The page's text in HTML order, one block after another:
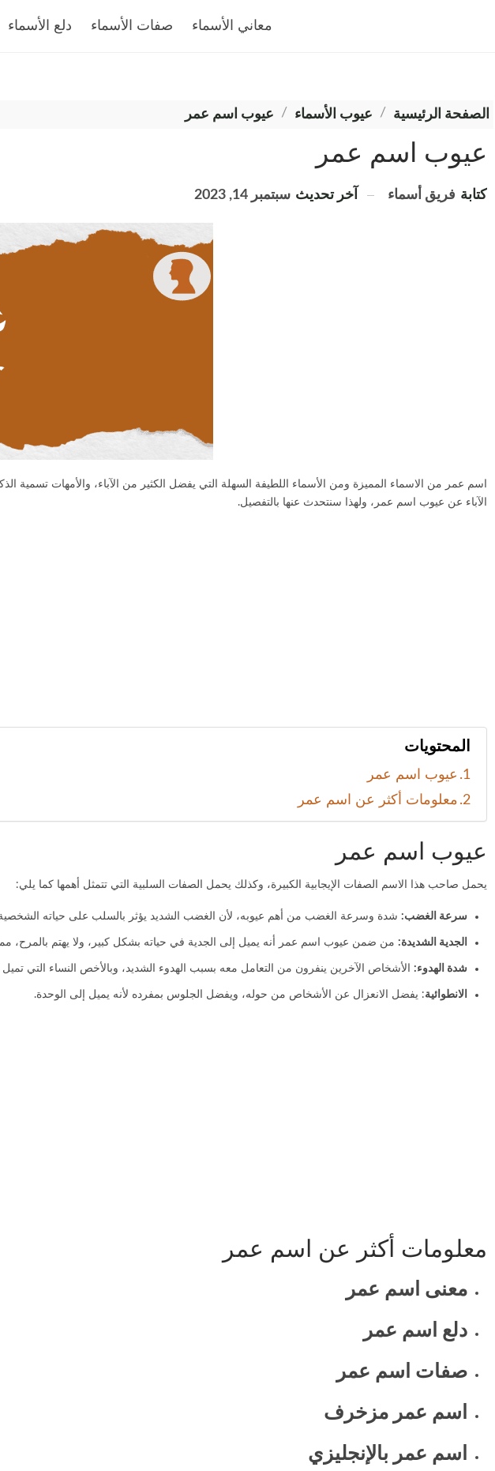
معاني الأسماء صفات الأسماء دلع الأسماء
الصفحة الرئيسية عيوب الأسماء عيوب اسم عمر
عيوب اسم عمر
كتابة فريق أسماء آخر تحديث سبتمبر 14, 2023
اسم عمر من الاسماء المميزة ومن الأسماء اللطيفة السهلة التي يفضل الكثير من الآباء، والأمهات تسمية
الآباء عن عيوب اسم عمر، ولهذا سنتحدث عنها بالتفصيل.
المحتويات
عيوب اسم عمر
معلومات أكثر عن اسم عمر
عيوب اسم عمر
يحمل صاحب هذا الاسم الصفات الإيجابية الكبيرة، وكذلك يحمل الصفات السلبية التي تتمثل أهمها كما يلي:
سرعة الغضب: شدة وسرعة الغضب من أهم عيوبه، لأن الغضب الشديد يؤثر بالسلب على حياته الشخصية،
الجدية الشديدة: من ضمن عيوب اسم عمر أنه يميل إلى الجدية في حياته بشكل كبير، ولا يهتم بالمرح،
شدة الهدوء: الأشخاص الآخرين ينفرون من التعامل معه بسبب الهدوء الشديد، وبالأخص النساء التي
الانطوائية: يفضل الانعزال عن الأشخاص من حوله، ويفضل الجلوس بمفرده لأنه يميل إلى الوحدة.
معلومات أكثر عن اسم عمر
معنى اسم عمر
دلع اسم عمر
صفات اسم عمر
اسم عمر مزخرف
اسم عمر بالإنجليزي